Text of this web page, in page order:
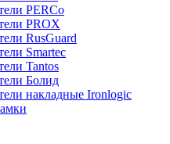
PERCo
PROX
RusGuard
Smartec
Tantos
Болид
накладные Ironlogic